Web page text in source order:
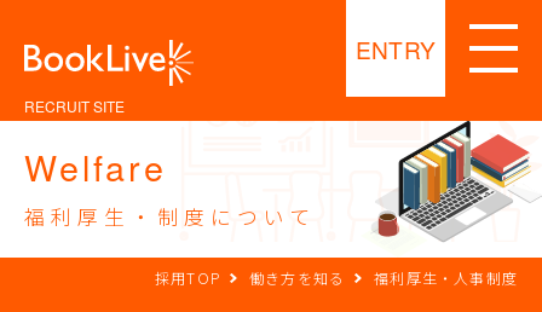
RECRUIT SITE
ENTRY
Welfare
福利厚生・制度について
採用TOP 働き方を知る 福利厚生・人事制度